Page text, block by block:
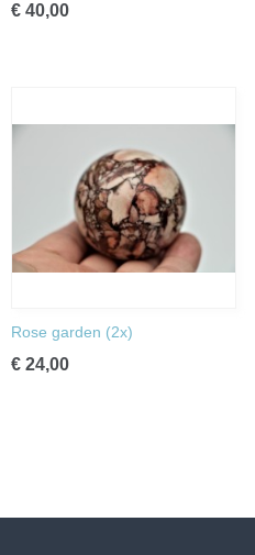
€ 40,00
Rose garden (2x)
€ 24,00